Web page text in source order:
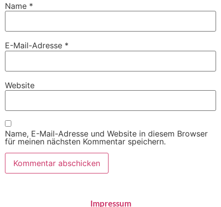
Name *
E-Mail-Adresse *
Website
Name, E-Mail-Adresse und Website in diesem Browser
für meinen nächsten Kommentar speichern.
Impressum